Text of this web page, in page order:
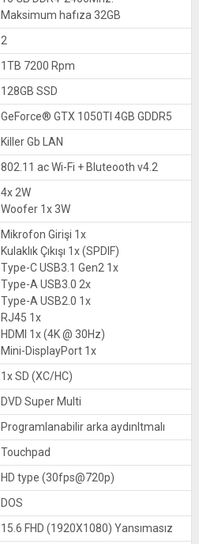
Maksimum hafıza 32GB
2
1TB 7200 Rpm
128GB SSD
GeForce® GTX 1050TI 4GB GDDR5
Killer Gb LAN
802.11 ac Wi-Fi + Bluteooth v4.2
4x 2W
Woofer 1x 3W
Mikrofon Girişi 1x
Kulaklık Çıkışı 1x (SPDIF)
Type-C USB3.1 Gen2 1x
Type-A USB3.0 2x
Type-A USB2.0 1x
RJ45 1x
HDMI 1x (4K @ 30Hz)
Mini-DisplayPort 1x
1x SD (XC/HC)
DVD Super Multi
Programlanabilir arka aydınltmalı
Touchpad
HD type (30fps@720p)
DOS
15.6 FHD (1920X1080) Yansımasız